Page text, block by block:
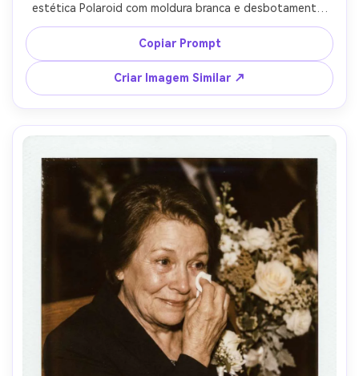
estética Polaroid com moldura branca e desbotamento
de cor suave, flash na câmera como um instantâneo
noturno, grão sutil, captado com lente 35mm, ângulo
baixo com leve inclinação para sensação espontânea,
data manuscrita na borda --ar 4:5
Copiar Prompt
Criar Imagem Similar ↗